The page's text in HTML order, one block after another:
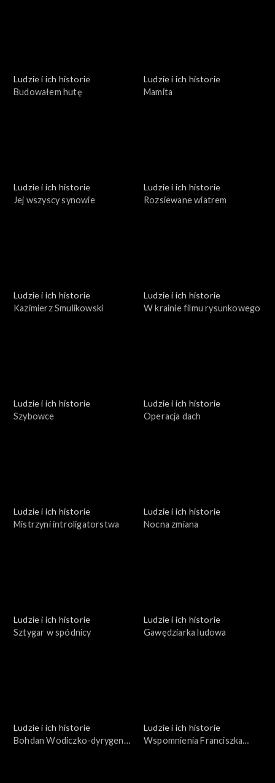
Ludzie i ich historie
Budowałem hutę
Ludzie i ich historie
Mamita
Ludzie i ich historie
Jej wszyscy synowie
Ludzie i ich historie
Rozsiewane wiatrem
Ludzie i ich historie
Kazimierz Smulikowski
Ludzie i ich historie
W krainie filmu rysunkowego
Ludzie i ich historie
Szybowce
Ludzie i ich historie
Operacja dach
Ludzie i ich historie
Mistrzyni introligatorstwa
Ludzie i ich historie
Nocna zmiana
Ludzie i ich historie
Sztygar w spódnicy
Ludzie i ich historie
Gawędziarka ludowa
Ludzie i ich historie
Bohdan Wodiczko-dyrygent
Ludzie i ich historie
Wspomnienia Franciszka